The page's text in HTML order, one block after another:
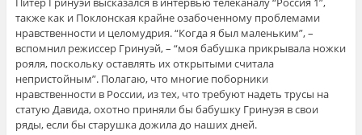
также как и Поклонская крайне озабоченному проблемами
нравственности и целомудрия. “Когда я был маленьким”, –
вспомнил режиссер Гринуэй, – “моя бабушка прикрывала ножки
рояля, поскольку оставлять их открытыми считала
непристойным”. Полагаю, что многие поборники
нравственности в России, из тех, что требуют надеть трусы на
статую Давида, охотно приняли бы бабушку Гринуэя в свои
ряды, если бы старушка дожила до наших дней.